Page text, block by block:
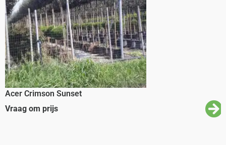
Acer Crimson Sunset
Vraag om prijs